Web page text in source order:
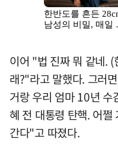
이어 "법 진짜 뭐 같네.
래?"라고 말했다. 그러
거랑 우리 엄마 10년 수
혜 전 대통령 탄핵. 어쩔
간다"고 따졌다.